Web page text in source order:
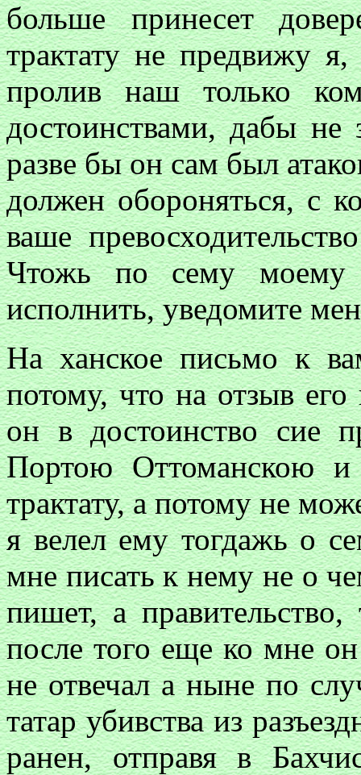
больше принесет
трактату не предвижу
пролив наш только
достоинствами, дабы не
разве бы он сам был
должен обороняться, с
ваше
Чтожь по сему моему
исполнить, уведомите
На ханское письмо к
потому, что на отзыв
он в достоинство сие
Портою Оттоманскою и
трактату, а потому не
я велел ему тогдажь о
мне писать к нему не о
пишет, а
после того еще ко мне
не отвечал а ныне по
татар убивства из
ранен, отправя в